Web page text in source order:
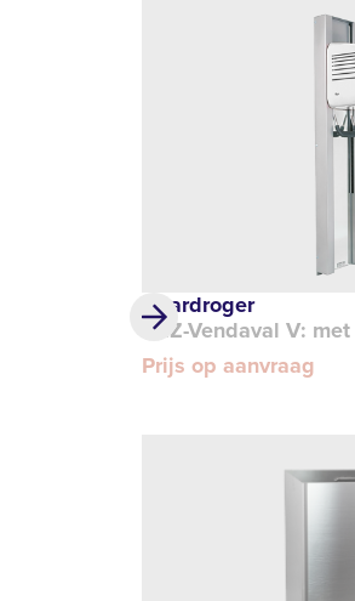
Haardroger
REZ-Vendaval V:
Prijs op aanvraag